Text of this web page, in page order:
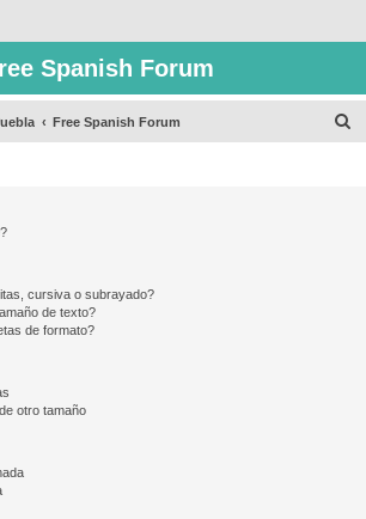
Spanish Forum
Free Spanish Forum
cursiva o subrayado?
de texto?
de formato?
otro tamaño